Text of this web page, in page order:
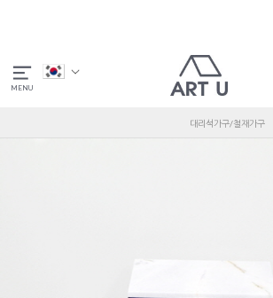
대리석가구/철재가구